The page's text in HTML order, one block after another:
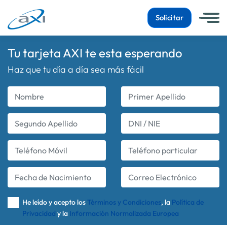
Solicitar
Tu tarjeta AXI te esta esperando
Haz que tu día a día sea más fácil
Nombre Primer Apellido
Segundo Apellido DNI / NIE
Teléfono Móvil Teléfono particular
Fecha de Nacimiento Correo Electrónico
He leído y acepto los Términos y Condiciones, la Política de
Privacidad y la Información Normalizada Europea